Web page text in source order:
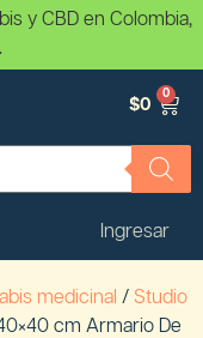
y CBD en Colombia,
$0
0
Ingresar
medicinal / Studio
cm Armario De